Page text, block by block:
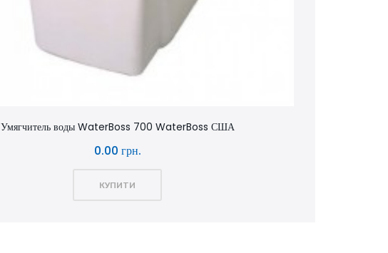
Умягчитель воды WaterBoss 700 WaterBoss США
0.00 грн.
КУПИТИ